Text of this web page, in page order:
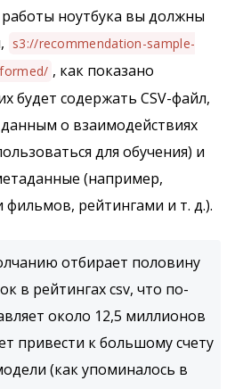
ноутбука вы должны
s3://recommendation-sample-
, как показано
будет содержать CSV-файл,
о взаимодействиях
для обучения) и
(например,
рейтингами и т. д.).
отбирает половину
в рейтингах csv, что по-
около 12,5 миллионов
привести к большому счету
(как упоминалось в